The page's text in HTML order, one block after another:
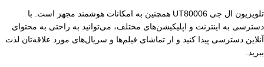
تلویزیون ال جی UT80006 همچنین به امکانات هوشمند مجهز است. با
دسترسی به اینترنت و اپلیکیشن‌های مختلف، می‌توانید به راحتی به محتوای
آنلاین دسترسی پیدا کنید و از تماشای فیلم‌ها و سریال‌های مورد علاقه‌تان لذت
ببرید.